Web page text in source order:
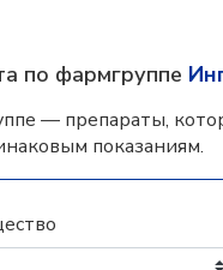
по фармгруппе
— препараты,
показаниям.